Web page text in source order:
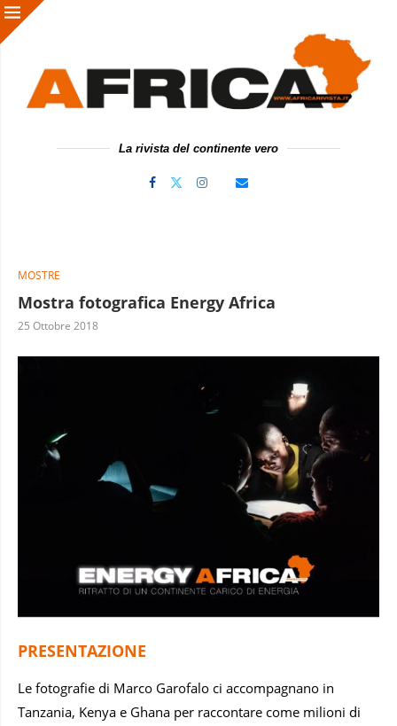
La rivista del continente vero
MOSTRE
Mostra fotografica Energy Africa
25 Ottobre 2018
PRESENTAZIONE
Le fotografie di Marco Garofalo ci accompagnano in
Tanzania, Kenya e Ghana per raccontare come milioni di